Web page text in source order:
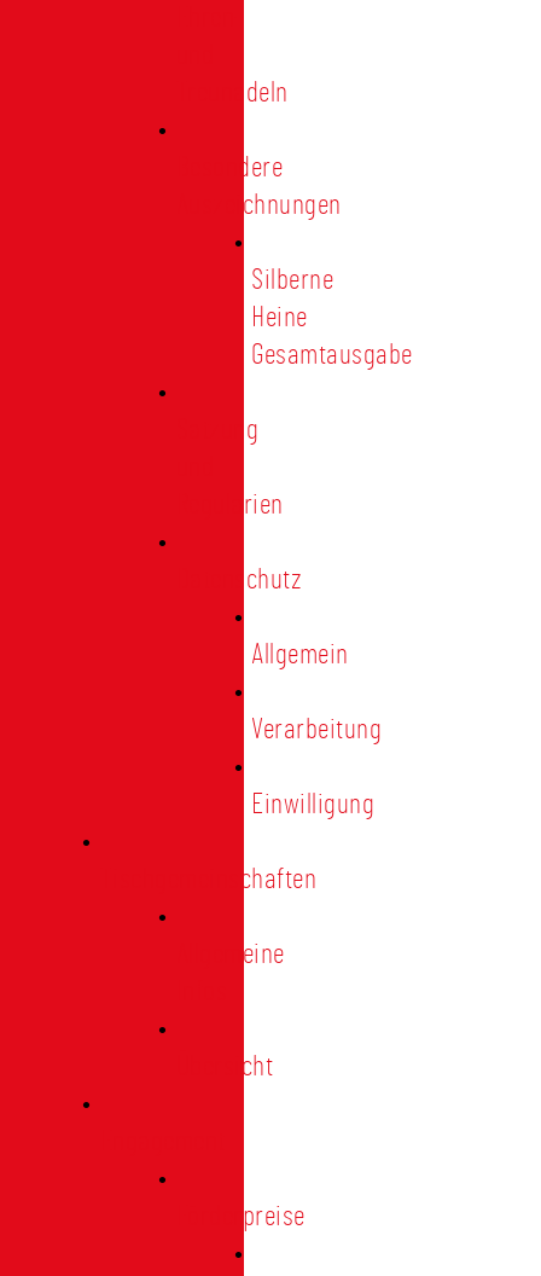
Treunadeln
Besondere
Auszeichnungen
Silberne
Heine
Gesamtausgabe
Satzung
Regularien
Datenschutz
Allgemein
Verarbeitung
Einwilligung
Tischgemeinschaften
Allgemeine
Übersicht
Förderpreise